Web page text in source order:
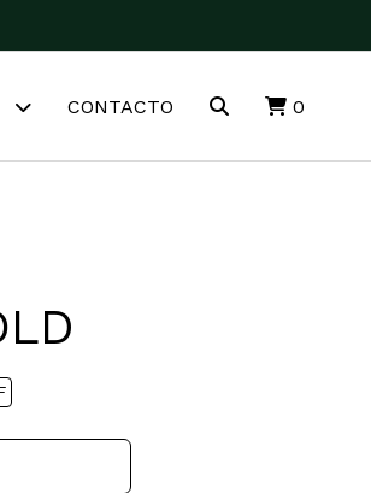
CONTACTO 0